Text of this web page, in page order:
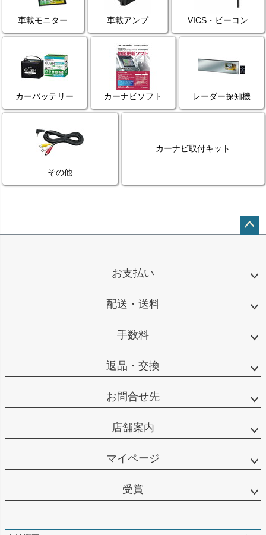
車載モニター 車載アンプ VICS・ビーコン
カーバッテリー カーナビソフト レーダー探知機
その他
カーナビ取付キット
お支払い
配送・送料
手数料
返品・交換
お問合せ先
店舗案内
マイページ
受賞